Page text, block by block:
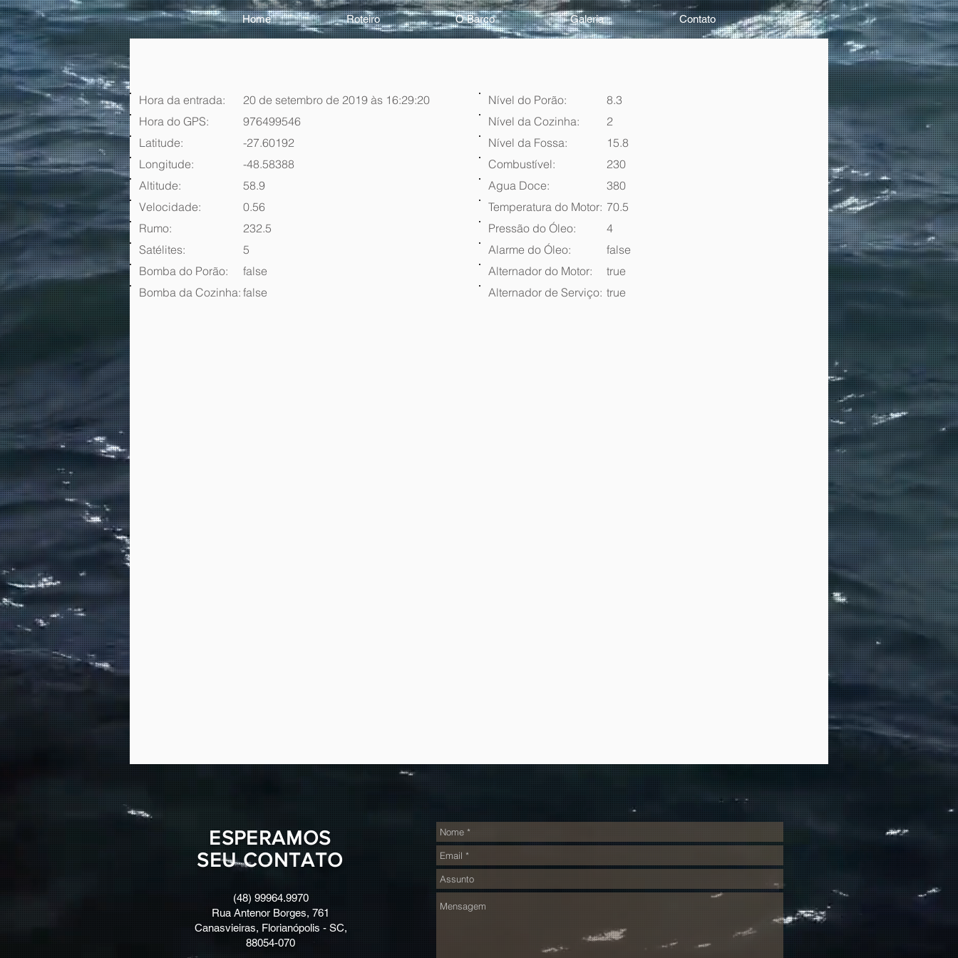
Home Roteiro O Barco Galeria Contato
Hora da entrada:
20 de setembro de 2019 às 16:29:20
Hora do GPS:
976499546
Latitude:
-27.60192
Longitude:
-48.58388
Altitude:
58.9
Velocidade:
0.56
Rumo:
232.5
Satélites:
5
Bomba do Porão:
false
Bomba da Cozinha: false
Nível do Porão:
8.3
Nível da Cozinha:
2
Nível da Fossa:
15.8
Combustível:
230
Agua Doce:
380
Temperatura do Motor: 70.5
Pressão do Óleo:
4
Alarme do Óleo:
false
Alternador do Motor:
true
Alternador de Serviço: true
ESPERAMOS
SEU CONTATO
(48) 99964.9970
Rua Antenor Borges, 761
Canasvieiras, Florianópolis - SC,
88054-070